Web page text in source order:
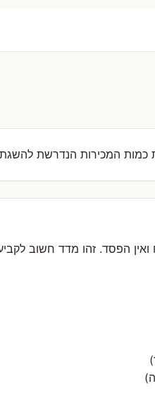
כמות המכירות הנדרשת
ואין הפסד. זהו מדד חשוב